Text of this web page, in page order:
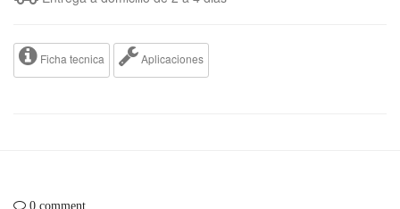
Ficha tecnica Aplicaciones
0 comment